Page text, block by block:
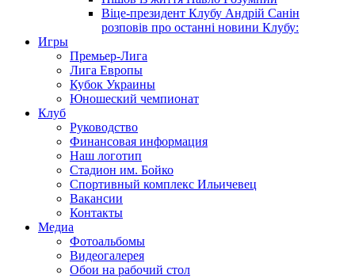
Віце-президент Клубу Андрій Санін
розповів про останні новини Клубу:
Игры
Премьер-Лига
Лига Европы
Кубок Украины
Юношеский чемпионат
Клуб
Руководство
Финансовая информация
Наш логотип
Стадион им. Бойко
Спортивный комплекс Ильичевец
Вакансии
Контакты
Медиа
Фотоальбомы
Видеогалерея
Обои на рабочий стол